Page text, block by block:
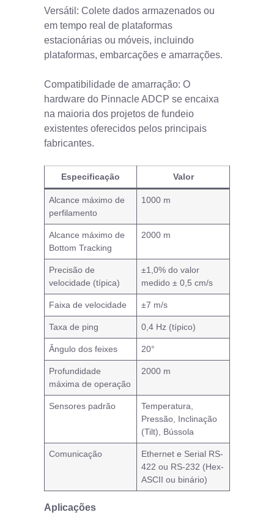
Versátil: Colete dados armazenados ou
em tempo real de plataformas
estacionárias ou móveis, incluindo
plataformas, embarcações e amarrações.
Compatibilidade de amarração: O
hardware do Pinnacle ADCP se encaixa
na maioria dos projetos de fundeio
existentes oferecidos pelos principais
fabricantes.
Especificação Valor
Alcance máximo de
perfilamento
1000 m
Alcance máximo de
Bottom Tracking
2000 m
Precisão de
velocidade (típica)
±1,0% do valor
medido ± 0,5 cm/s
Faixa de velocidade ±7 m/s
Taxa de ping 0,4 Hz (típico)
Ângulo dos feixes 20°
Profundidade
máxima de operação
2000 m
Sensores padrão
Temperatura,
Pressão, Inclinação
(Tilt), Bússola
Comunicação
Ethernet e Serial RS-
422 ou RS-232 (Hex-
ASCII ou binário)
Aplicações